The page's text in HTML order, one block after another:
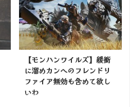
【モンハンワイルズ】緩衝
に溜めカンへのフレンドリ
ファイア無効も含めて欲し
いわ